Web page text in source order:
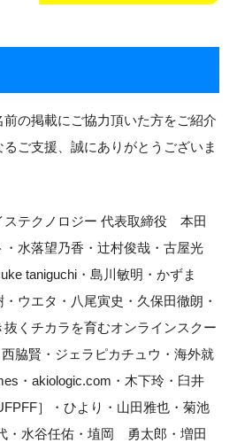
の掲載にご協力頂いた方をご紹介
ご支援、誠にありがとうございま
ステクノロジー 代表取締役 本田
水落望乃香・辻村俊哉・古屋光
taniguchi・島川敏明・かずま
ウエタ・八尾寅史・久保田徹朗・
くチカラを育むオンラインスクー
脇賢・ジェラピカチュウ・海外就
・akiologic.com・木下玲・臼井
］・ひより・山田雅也・菊池
・水谷任佑・埴岡 勇太郎・増田